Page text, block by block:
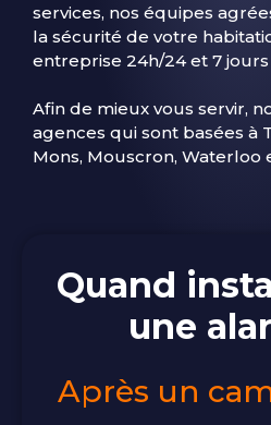
services, nos équipes
la sécurité de votre
entreprise 24h/24 et 7 jours
Afin de mieux vous servir,
agences qui sont basées à
Mons, Mouscron, Waterloo
Quand
une
Après un